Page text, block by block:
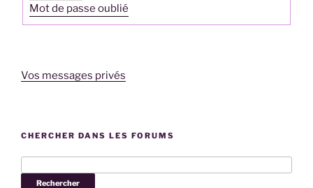
Mot de passe oublié
Vos messages privés
CHERCHER DANS LES FORUMS